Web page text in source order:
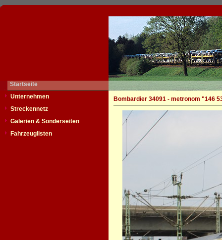
Startseite
Unternehmen
Streckennetz
Galerien & Sonderseiten
Fahrzeuglisten
Bombardier 34091 - metronom "146